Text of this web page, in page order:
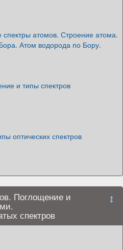
спектры атомов. Строение атома.
Атом водорода по Бору.
и типы спектров
оптических спектров
Поглощение и
спектров